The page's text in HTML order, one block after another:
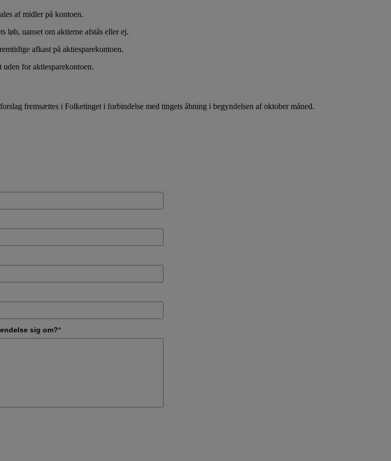
af midler på kontoen.
løb, uanset om aktierne afstås eller ej.
afkast på aktiesparekontoen.
for aktiesparekontoen.
fremsættes i Folketinget i forbindelse med tingets åbning i begyndelsen af oktober måned.
sig om?*